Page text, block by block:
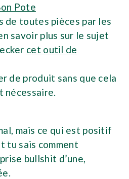
Pote
de toutes pièces par les
savoir plus sur le sujet
cet outil de
de produit sans que cela
nécessaire.
mais ce qui est positif
tu sais comment
bullshit d’une,